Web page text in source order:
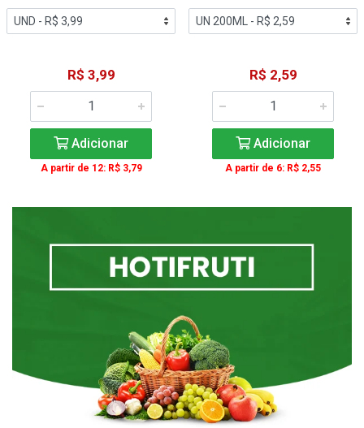
R$ 3,99
Adicionar
A partir de 12: R$ 3,79
R$ 2,59
Adicionar
A partir de 6: R$ 2,55